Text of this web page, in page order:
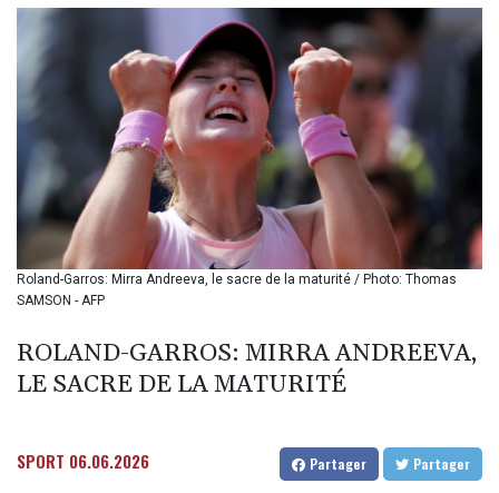
BIF 3451.157116
BMD 1.156136
BND 1.477082
BOB 13.69983
BRL 5.876989
BSD 1.152686
BTN 109.688637
BWP 15.558807
BYN 3.432357
BYR
22660.258427
BZD 2.318271
2615.761404
1055.916879
CNY 7.801146
Roland-Garros: Mirra Andreeva, le sacre de la maturité / Photo: Thomas
SAMSON - AFP
ROLAND-GARROS: MIRRA ANDREEVA,
LE SACRE DE LA MATURITÉ
SPORT 06.06.2026 Partager Partager